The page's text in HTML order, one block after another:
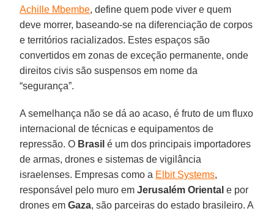
Achille Mbembe, define quem pode viver e quem
deve morrer, baseando-se na diferenciação de corpos
e territórios racializados. Estes espaços são
convertidos em zonas de exceção permanente, onde
direitos civis são suspensos em nome da
“segurança”.
A semelhança não se dá ao acaso, é fruto de um fluxo
internacional de técnicas e equipamentos de
repressão. O Brasil é um dos principais importadores
de armas, drones e sistemas de vigilância
israelenses. Empresas como a Elbit Systems,
responsável pelo muro emJerusalém Oriental e por
drones emGaza, são parceiras do estado brasileiro. A